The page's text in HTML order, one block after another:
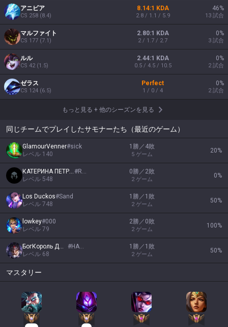
アニビア
CS 258 (8.4)
8.14:1 KDA
2.8 / 1.1 / 5.9
46%
13 試合
マルファイト
CS 177 (7.1)
2.80:1 KDA
2 / 1.7 / 2.7
0%
3 試合
ルル
CS 42(1.5)
2.44:1 KDA
0.5 / 4.5 / 10.5
0%
2 試合
ゼラス
CS 124 (6.5)
Perfect
1 / 0 / 4
0%
2 試合
もっと見る + 他のシーズンを見る
同じチームでプレイしたサモナーたち（最近のゲーム）
GlamourVenner#sick
レベル 140
1勝／4敗
5 ゲーム
20%
КАТЕРИНА ПЕТРОВА#RU1
レベル 548
0勝／2敗
2 ゲーム
0%
Los Duckos#Sand
レベル 748
1勝／1敗
2 ゲーム
50%
lowkey#000
レベル 79
2勝／0敗
2 ゲーム
100%
БогКороль Джокер #HAHAH
レベル 68
1勝／1敗
2 ゲーム
50%
マスタリー